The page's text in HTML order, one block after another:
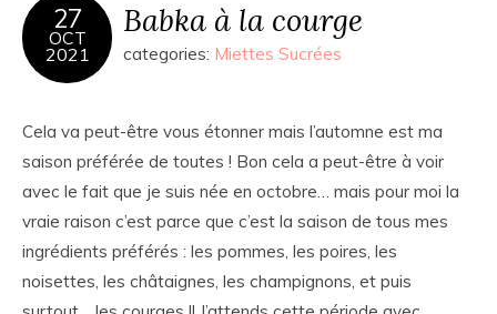
27
OCT
2021
Babka à la courge
categories: Miettes Sucrées
Cela va peut-être vous étonner mais l’automne est ma
saison préférée de toutes ! Bon cela a peut-être à voir
avec le fait que je suis née en octobre… mais pour moi la
vraie raison c’est parce que c’est la saison de tous mes
ingrédients préférés : les pommes, les poires, les
noisettes, les châtaignes, les champignons, et puis